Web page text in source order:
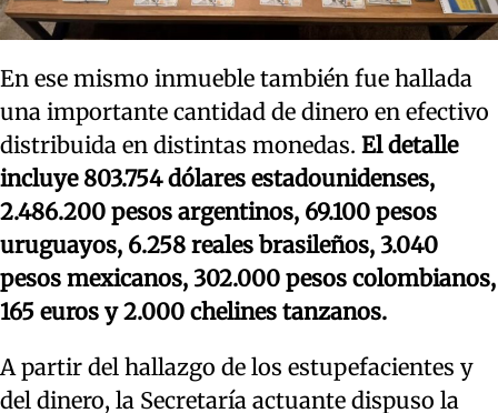
En ese mismo inmueble también fue hallada
una importante cantidad de dinero en efectivo
distribuida en distintas monedas. El detalle
incluye 803.754 dólares estadounidenses,
2.486.200 pesos argentinos, 69.100 pesos
uruguayos, 6.258 reales brasileños, 3.040
pesos mexicanos, 302.000 pesos colombianos,
165 euros y 2.000 chelines tanzanos.
A partir del hallazgo de los estupefacientes y
del dinero, la Secretaría actuante dispuso la